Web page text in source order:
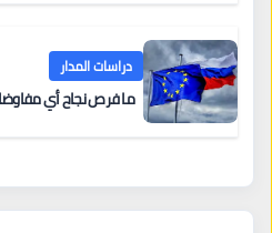
دراسات المدار
ما فرص نجاح أي